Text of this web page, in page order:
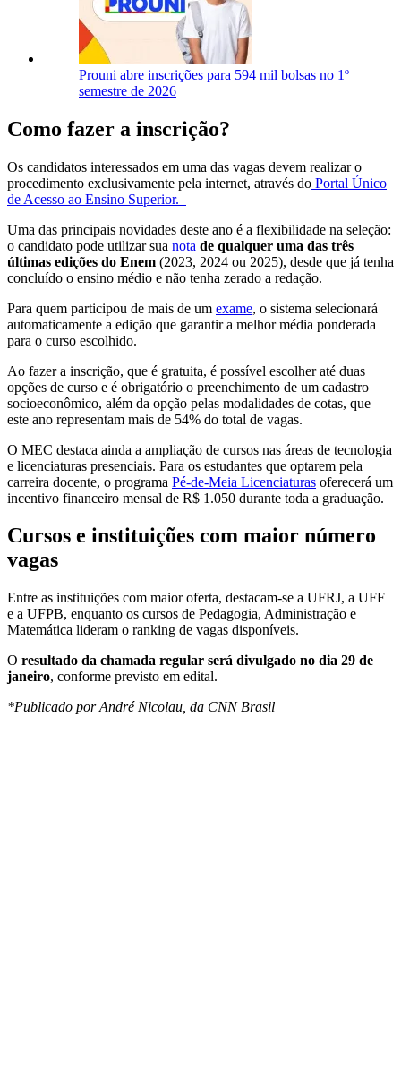
Prouni abre inscrições para 594 mil bolsas no 1º
semestre de 2026
Como fazer a inscrição?
Os candidatos interessados em uma das vagas devem realizar o
procedimento exclusivamente pela internet, através do Portal Único
de Acesso ao Ensino Superior.
Uma das principais novidades deste ano é a flexibilidade na seleção:
o candidato pode utilizar sua nota de qualquer uma das três
últimas edições do Enem (2023, 2024 ou 2025), desde que já tenha
concluído o ensino médio e não tenha zerado a redação.
Para quem participou de mais de um exame, o sistema selecionará
automaticamente a edição que garantir a melhor média ponderada
para o curso escolhido.
Ao fazer a inscrição, que é gratuita, é possível escolher até duas
opções de curso e é obrigatório o preenchimento de um cadastro
socioeconômico, além da opção pelas modalidades de cotas, que
este ano representam mais de 54% do total de vagas.
O MEC destaca ainda a ampliação de cursos nas áreas de tecnologia
e licenciaturas presenciais. Para os estudantes que optarem pela
carreira docente, o programa Pé-de-Meia Licenciaturas oferecerá um
incentivo financeiro mensal de R$ 1.050 durante toda a graduação.
Cursos e instituições com maior número
vagas
Entre as instituições com maior oferta, destacam-se a UFRJ, a UFF
e a UFPB, enquanto os cursos de Pedagogia, Administração e
Matemática lideram o ranking de vagas disponíveis.
O resultado da chamada regular será divulgado no dia 29 de
janeiro, conforme previsto em edital.
*Publicado por André Nicolau, da CNN Brasil